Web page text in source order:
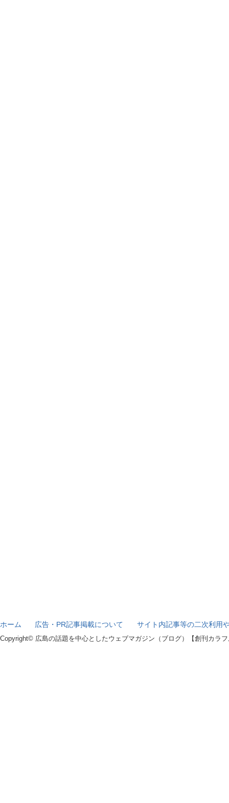
ホーム 広告・PR記事掲載について サイト内記事等の二次利用
Copyright© 広島の話題を中心としたウェブマガジン（ブログ）【創刊カラ